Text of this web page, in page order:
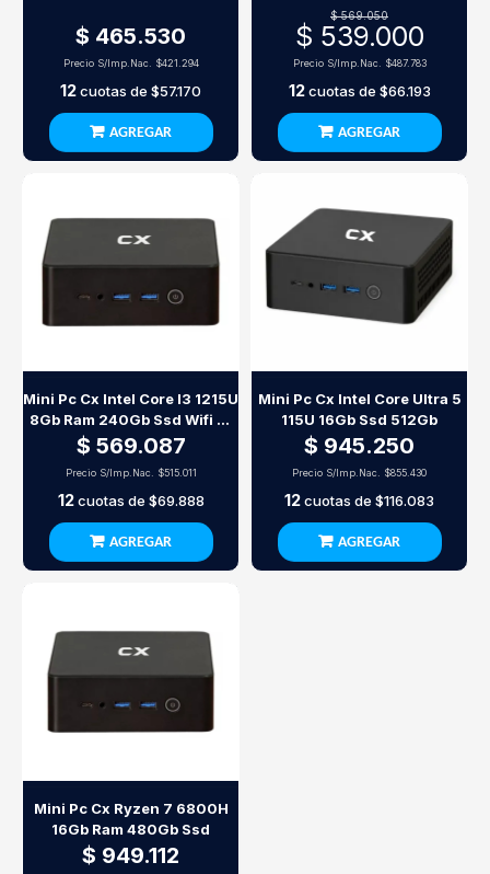
$ 465.530
Precio S/Imp.Nac. $421.294
12cuotas de $57.170
AGREGAR
240Gb
$ 569.050
$ 539.000
Precio S/Imp.Nac. $487.783
12cuotas de $66.193
AGREGAR
Mini Pc Cx Intel Core I3 1215U
8Gb Ram 240Gb Ssd Wifi Bt
Free Dos
$ 569.087
Precio S/Imp.Nac. $515.011
12cuotas de $69.888
AGREGAR
Mini Pc Cx Intel Core Ultra 5
115U 16Gb Ssd 512Gb
$ 945.250
Precio S/Imp.Nac. $855.430
12cuotas de $116.083
AGREGAR
Mini Pc Cx Ryzen 7 6800H
16Gb Ram 480Gb Ssd
$ 949.112